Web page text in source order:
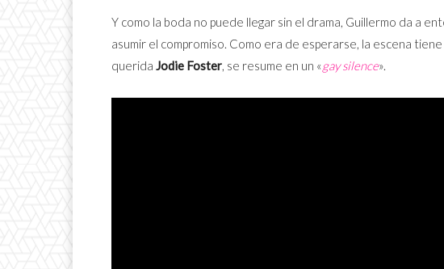
Y como la boda no puede llegar sin el drama, Guillermo da a
asumir el compromiso. Como era de esperarse, la escena
querida Jodie Foster, se resume en un «gay silence».